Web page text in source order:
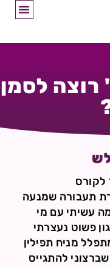
רוצה לסמן
לקורס
תעבורה שמנעה
עשיתי עם מי
פשוט נעצרתי
מניח תפילין
להתגייס